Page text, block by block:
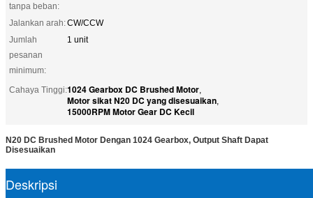
tanpa beban:
Jalankan arah:CW/CCW
Jumlah
pesanan
minimum:
1 unit
Cahaya Tinggi:1024 Gearbox DC Brushed Motor,
Motor sikat N20 DC yang disesuaikan,
15000RPM Motor Gear DC Kecil
N20 DC Brushed Motor Dengan 1024 Gearbox, Output Shaft Dapat
Disesuaikan
Deskripsi